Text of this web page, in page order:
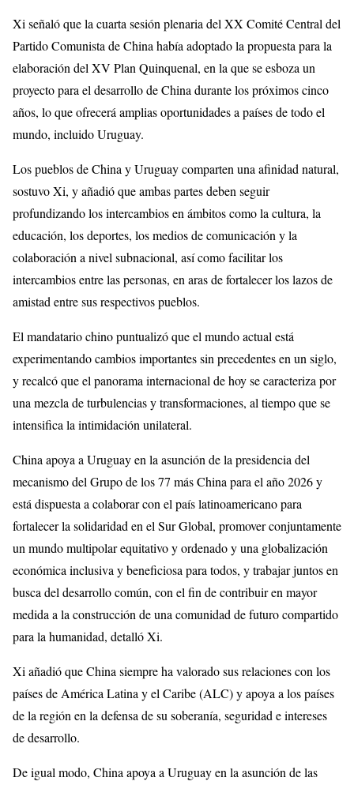
Xi señaló que la cuarta sesión plenaria del XX Comité Central del
Partido Comunista de China había adoptado la propuesta para la
elaboración del XV Plan Quinquenal, en la que se esboza un
proyecto para el desarrollo de China durante los próximos cinco
años, lo que ofrecerá amplias oportunidades a países de todo el
mundo, incluido Uruguay.
Los pueblos de China y Uruguay comparten una afinidad natural,
sostuvo Xi, y añadió que ambas partes deben seguir
profundizando los intercambios en ámbitos como la cultura, la
educación, los deportes, los medios de comunicación y la
colaboración a nivel subnacional, así como facilitar los
intercambios entre las personas, en aras de fortalecer los lazos de
amistad entre sus respectivos pueblos.
El mandatario chino puntualizó que el mundo actual está
experimentando cambios importantes sin precedentes en un siglo,
y recalcó que el panorama internacional de hoy se caracteriza por
una mezcla de turbulencias y transformaciones, al tiempo que se
intensifica la intimidación unilateral.
China apoya a Uruguay en la asunción de la presidencia del
mecanismo del Grupo de los 77 más China para el año 2026 y
está dispuesta a colaborar con el país latinoamericano para
fortalecer la solidaridad en el Sur Global, promover conjuntamente
un mundo multipolar equitativo y ordenado y una globalización
económica inclusiva y beneficiosa para todos, y trabajar juntos en
busca del desarrollo común, con el fin de contribuir en mayor
medida a la construcción de una comunidad de futuro compartido
para la humanidad, detalló Xi.
Xi añadió que China siempre ha valorado sus relaciones con los
países de América Latina y el Caribe (ALC) y apoya a los países
de la región en la defensa de su soberanía, seguridad e intereses
de desarrollo.
De igual modo, China apoya a Uruguay en la asunción de las